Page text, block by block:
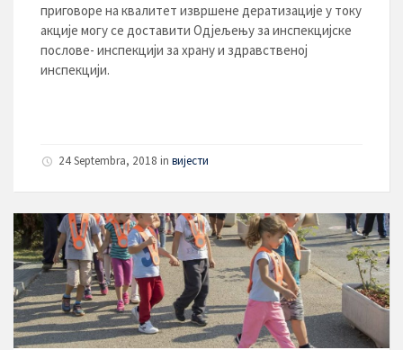
приговоре на квалитет извршене дератизације у току
акције могу се доставити Одјељењу за инспекцијске
послове- инспекцији за храну и здравственој
инспекцији.
24 Septembra, 2018 in вијести